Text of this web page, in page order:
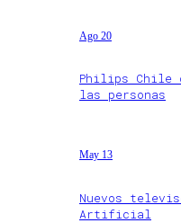
Ago 20
Philips Chile
las personas
May 13
Nuevos
Artificial